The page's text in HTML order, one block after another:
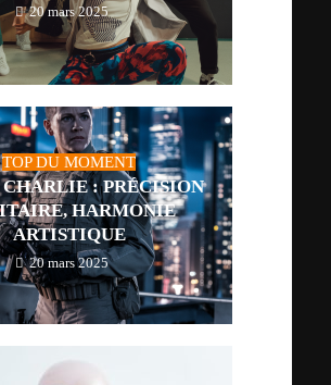
20 mars 2025
TOP DU MOMENT
CHARLIE : PRÉCISION
HARMONIE
ARTISTIQUE
20 mars 2025